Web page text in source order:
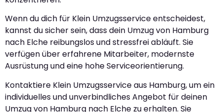
Wenn du dich für Klein Umzugsservice entscheidest,
kannst du sicher sein, dass dein Umzug von Hamburg
nach Elche reibungslos und stressfrei abläuft. Sie
verfügen über erfahrene Mitarbeiter, modernste
Ausrüstung und eine hohe Serviceorientierung.
Kontaktiere Klein Umzugsservice aus Hamburg, um ein
individuelles und unverbindliches Angebot für deinen
Umzug von Hamburg nach Elche zu erhalten. Sie